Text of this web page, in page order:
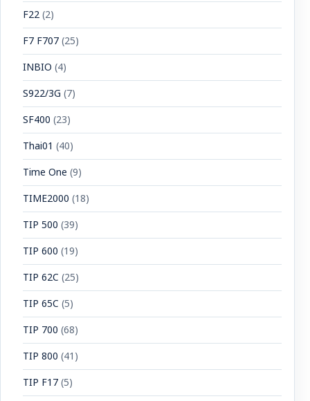
F22(2)
F7 F707(25)
INBIO (4)
S922/3G (7)
SF400 (23)
Thai01 (40)
Time One (9)
TIME2000 (18)
TIP 500 (39)
TIP 600 (19)
TIP 62C (25)
TIP 65C (5)
TIP 700 (68)
TIP 800 (41)
TIP F17(5)